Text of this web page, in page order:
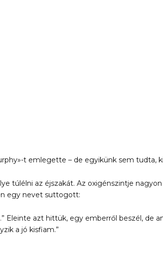
t emlegette – de egyikünk sem tudta,
túlélni az éjszakát. Az oxigénszintje
egy nevet suttogott:
Eleinte azt hittük, egy emberről beszél, de
a jó kisfiam.”